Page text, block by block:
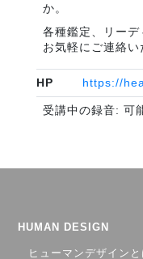
か。
各種鑑定、リーデ
お気軽にご連絡い
HP https://
受講中の録音: 可
HUMAN DESIGN
ヒューマンデザインと